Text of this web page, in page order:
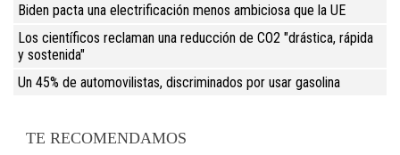
Biden pacta una electrificación menos ambiciosa que la UE
Los científicos reclaman una reducción de CO2 "drástica, rápida
y sostenida"
Un 45% de automovilistas, discriminados por usar gasolina
TE RECOMENDAMOS